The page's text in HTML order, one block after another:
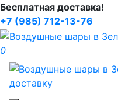
Бесплатная доставка!
+7 (985) 712-13-76
0